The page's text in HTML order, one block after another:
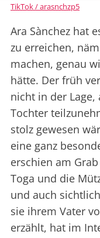
TikTok / arasnchzp5
Ara Sànchez hat
zu erreichen,
machen, genau
hätte. Der früh
nicht in der
Tochter
stolz gewesen
eine ganz
erschien am
Toga und die
und auch
sie ihrem Vater
erzählt, hat im